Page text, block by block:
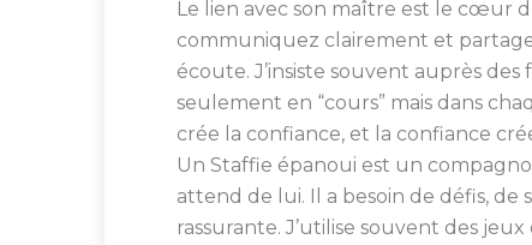
Le lien avec son maître est le cœur
communiquez clairement et
écoute. J’insiste souvent auprès des
seulement en “cours” mais dans
crée la confiance, et la confiance
Un Staffie épanoui est un
attend de lui. Il a besoin de défis,
rassurante. J’utilise souvent des